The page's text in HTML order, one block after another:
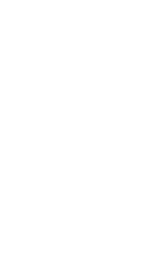
compétitives